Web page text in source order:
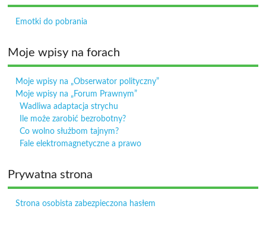
Emotki do pobrania
Moje wpisy na forach
Moje wpisy na „Obserwator polityczny”
Moje wpisy na „Forum Prawnym”
Wadliwa adaptacja strychu
Ile może zarobić bezrobotny?
Co wolno służbom tajnym?
Fale elektromagnetyczne a prawo
Prywatna strona
Strona osobista zabezpieczona hasłem